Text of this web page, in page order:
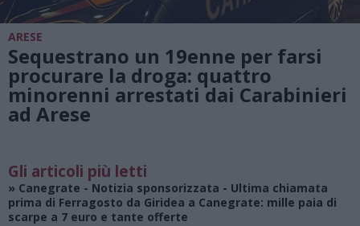
ARESE
Sequestrano un 19enne per farsi
procurare la droga: quattro
minorenni arrestati dai Carabinieri
ad Arese
Gli articoli più letti
» Canegrate - Notizia sponsorizzata - Ultima chiamata
prima di Ferragosto da Giridea a Canegrate: mille paia di
scarpe a 7 euro e tante offerte